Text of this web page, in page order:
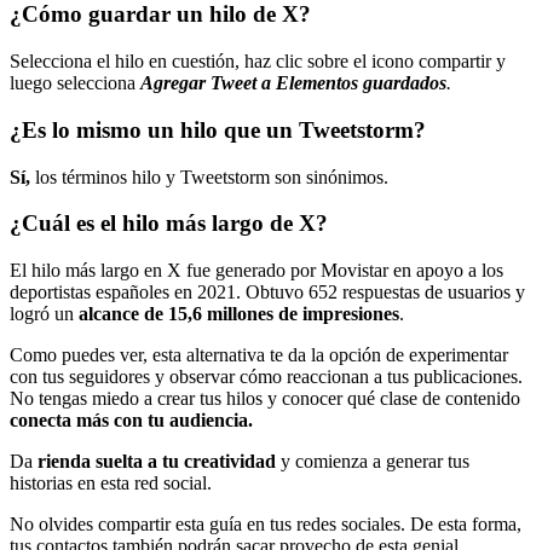
¿Cómo guardar un hilo de X?
Selecciona el hilo en cuestión, haz clic sobre el icono compartir y
luego selecciona Agregar Tweet a Elementos guardados.
¿Es lo mismo un hilo que un Tweetstorm?
Sí, los términos hilo y Tweetstorm son sinónimos.
¿Cuál es el hilo más largo de X?
El hilo más largo en X fue generado por Movistar en apoyo a los
deportistas españoles en 2021. Obtuvo 652 respuestas de usuarios y
logró un alcance de 15,6 millones de impresiones.
Como puedes ver, esta alternativa te da la opción de experimentar
con tus seguidores y observar cómo reaccionan a tus publicaciones.
No tengas miedo a crear tus hilos y conocer qué clase de contenido
conecta más con tu audiencia.
Da rienda suelta a tu creatividad y comienza a generar tus
historias en esta red social.
No olvides compartir esta guía en tus redes sociales. De esta forma,
tus contactos también podrán sacar provecho de esta genial